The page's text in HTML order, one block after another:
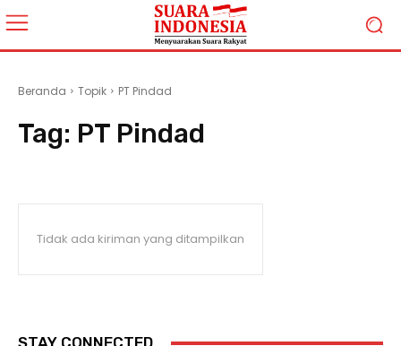
Beranda Topik PT Pindad
Tag: PT Pindad
Tidak ada kiriman yang ditampilkan